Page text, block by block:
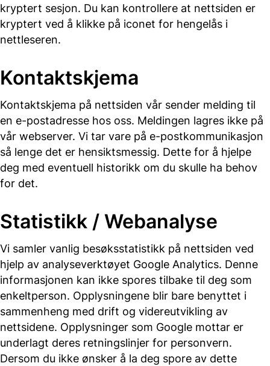
kryptert sesjon. Du kan kontrollere at nettsiden er
kryptert ved å klikke på iconet for hengelås i
nettleseren.
Kontaktskjema
Kontaktskjema på nettsiden vår sender melding til
en e-postadresse hos oss. Meldingen lagres ikke på
vår webserver. Vi tar vare på e-postkommunikasjon
så lenge det er hensiktsmessig. Dette for å hjelpe
deg med eventuell historikk om du skulle ha behov
for det.
Statistikk / Webanalyse
Vi samler vanlig besøksstatistikk på nettsiden ved
hjelp av analyseverktøyet Google Analytics. Denne
informasjonen kan ikke spores tilbake til deg som
enkeltperson. Opplysningene blir bare benyttet i
sammenheng med drift og videreutvikling av
nettsidene. Opplysninger som Google mottar er
underlagt deres retningslinjer for personvern.
Dersom du ikke ønsker å la deg spore av dette